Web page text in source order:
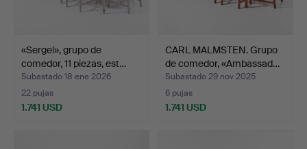
«Sergel», grupo de
comedor, 11 piezas, est…
Subastado 18 ene 2026
22 pujas
1.741 USD
CARL MALMSTEN. Grupo
de comedor, «Ambassad…
Subastado 29 nov 2025
6 pujas
1.741 USD